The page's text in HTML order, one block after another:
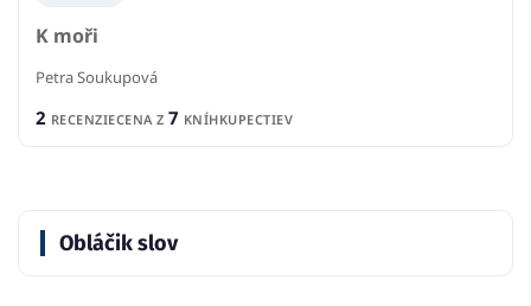
K moři
Petra Soukupová
2 RECENZIECENA Z 7 KNÍHKUPECTIEV
Obláčik slov